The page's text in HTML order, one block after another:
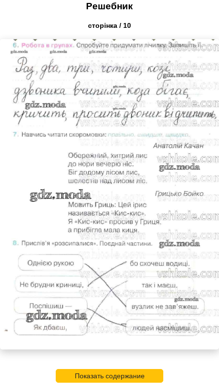
Решебник
cторінка / 10
Показать содержание